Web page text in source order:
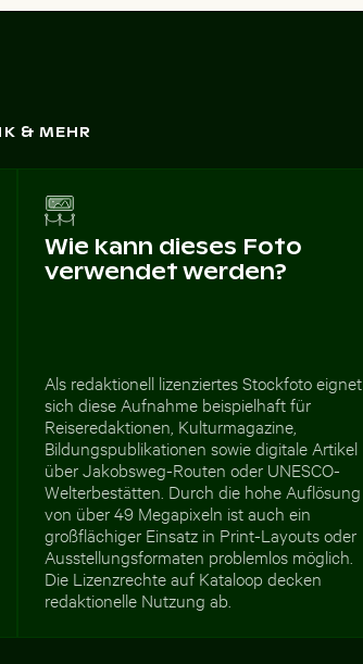
& MEHR
Wie kann dieses Foto
verwendet werden?
Als redaktionell lizenziertes Stockfoto eignet
sich diese Aufnahme beispielhaft für
Reiseredaktionen, Kulturmagazine,
Bildungspublikationen sowie digitale Artikel
über Jakobsweg-Routen oder UNESCO-
Welterbestätten. Durch die hohe Auflösung
von über 49 Megapixeln ist auch ein
großflächiger Einsatz in Print-Layouts oder
Ausstellungsformaten problemlos möglich.
Die Lizenzrechte auf Kataloop decken
redaktionelle Nutzung ab.